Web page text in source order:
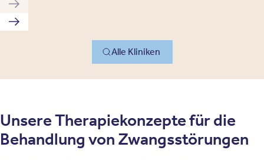
Vorherige Klinik
Nächste Klinik
Alle Kliniken
Unsere Therapiekonzepte für die
Behandlung von Zwangsstörungen